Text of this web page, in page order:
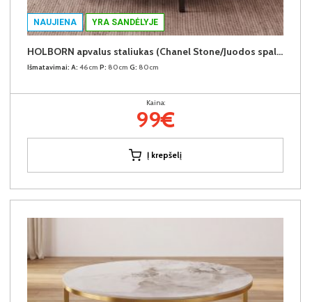
NAUJIENA YRA SANDĖLYJE
HOLBORN apvalus staliukas (Chanel Stone/Juodos spalvos kojos)
Išmatavimai: A: 46cm P: 80cm G: 80cm
Kaina:
99€
Į krepšelį